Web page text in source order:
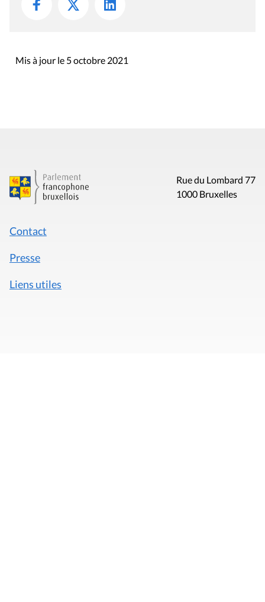
Mis à jour le 5 octobre 2021
Rue du Lombard 77
1000 Bruxelles
Contact
Presse
Liens utiles